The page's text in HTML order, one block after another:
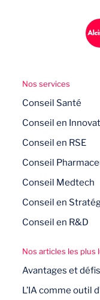
Nos services
Conseil Santé
Conseil en
Conseil en RSE
Conseil
Conseil Medtech
Conseil en
Conseil en R&D
Nos articles les plus
Avantages et
L’IA comme outil